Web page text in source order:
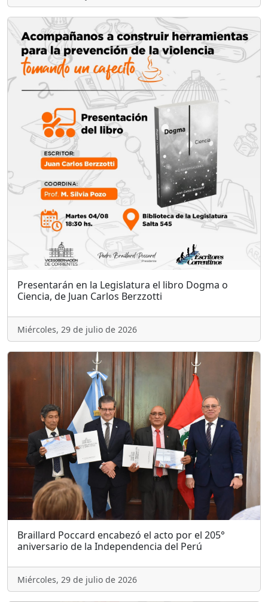
Presentarán en la Legislatura el libro Dogma o
Ciencia, de Juan Carlos Berzzotti
Miércoles, 29 de julio de 2026
Braillard Poccard encabezó el acto por el 205°
aniversario de la Independencia del Perú
Miércoles, 29 de julio de 2026